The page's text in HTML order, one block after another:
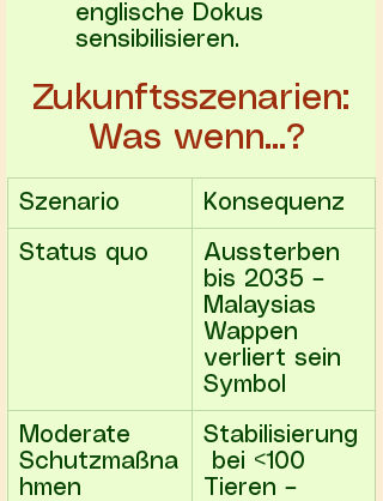
englische Dokus
sensibilisieren.
Zukunftsszenarien:
Was wenn...?
Szenario Konsequenz
Status quo
Aussterben
bis 2035 –
Malaysias
Wappen
verliert sein
Symbol
Moderate
Schutzmaßna
hmen
Stabilisierung
bei <100
Tieren –